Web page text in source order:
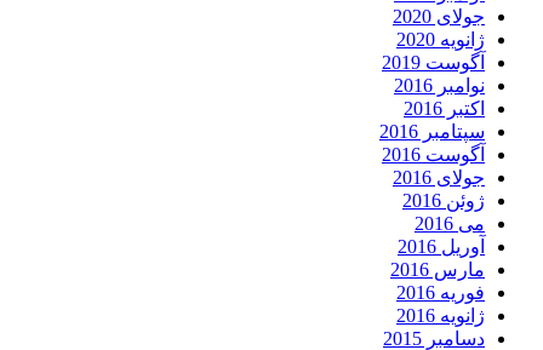
جولای 2020
ژانویه 2020
آگوست 2019
نوامبر 2016
اکتبر 2016
سپتامبر 2016
آگوست 2016
جولای 2016
ژوئن 2016
می 2016
آوریل 2016
مارس 2016
فوریه 2016
ژانویه 2016
دسامبر 2015